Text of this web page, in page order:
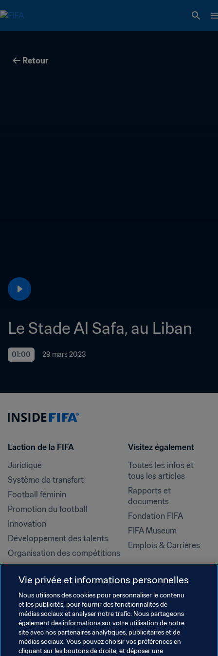
Retour
Le Stade Al Safa, au Liban
01:00 29 mars 2023
L’action de la FIFA
Juridique
Système de transfert
Football féminin
Promotion du football
Innovation
Développement des talents
Organisation des compétitions
Développement durable
Droits de l'homme et lutte contre
la discrimination
Santé et médical
Initiatives en matière de
formation
Visitez également
Toutes les infos et
tous les articles
Rapports et
documents
Fondation FIFA
FIFA Museum
Emplois & Carrières
Vie privée et informations personnelles
Nous utilisons des cookies pour personnaliser le contenu
et les publicités, pour fournir des fonctionnalités de
médias sociaux et analyser notre trafic. Nous partageons
également des informations sur votre utilisation de notre
site avec nos partenaires analytiques, publicitaires et de
médias sociaux. Vous pouvez choisir vos préférences en
cliquant sur les boutons de droite, et déposer une